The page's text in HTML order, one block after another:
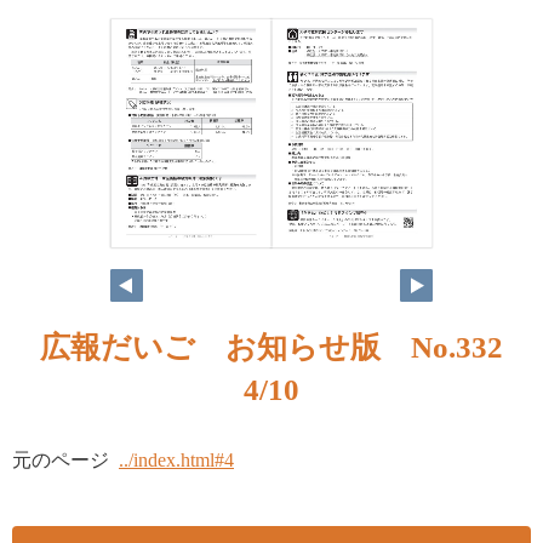
広報だいご お知らせ版 No.332
4/10
元のページ ../index.html#4